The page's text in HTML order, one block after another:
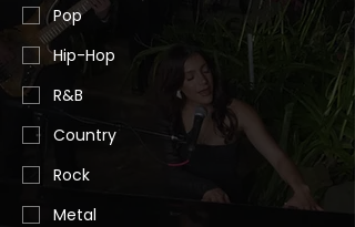
Pop
Hip-Hop
R&B
Country
Rock
Metal